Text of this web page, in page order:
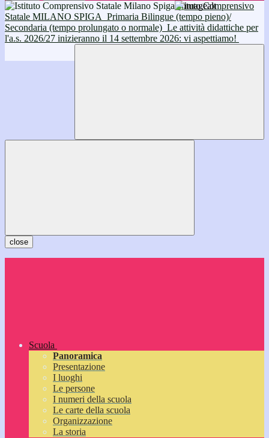
Istituto Comprensivo
Statale MILANO SPIGA Primaria Bilingue (tempo pieno)/
Secondaria (tempo prolungato o normale) Le attività didattiche per
l'a.s. 2026/27 inizieranno il 14 settembre 2026: vi aspettiamo!
close
Scuola
Panoramica
Presentazione
I luoghi
Le persone
I numeri della scuola
Le carte della scuola
Organizzazione
La storia